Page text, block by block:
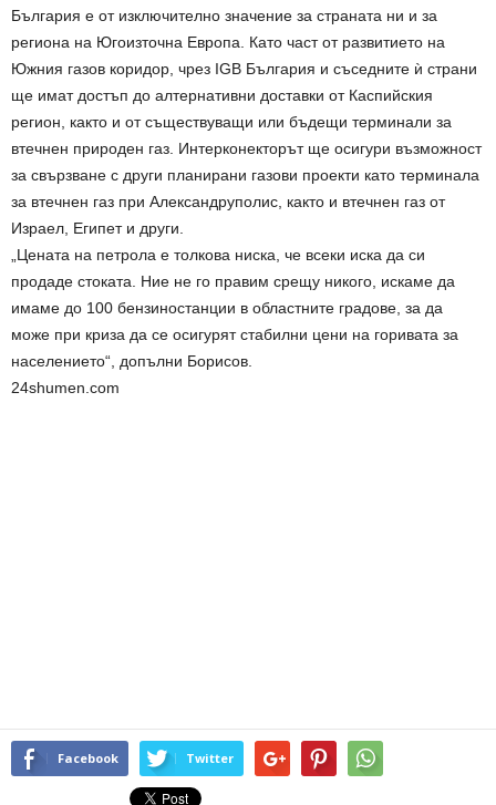
България е от изключително значение за страната ни и за
региона на Югоизточна Европа. Като част от развитието на
Южния газов коридор, чрез IGB България и съседните ѝ страни
ще имат достъп до алтернативни доставки от Каспийския
регион, както и от съществуващи или бъдещи терминали за
втечнен природен газ. Интерконекторът ще осигури възможност
за свързване с други планирани газови проекти като терминала
за втечнен газ при Александруполис, както и втечнен газ от
Израел, Египет и други.
„Цената на петрола е толкова ниска, че всеки иска да си
продаде стоката. Ние не го правим срещу никого, искаме да
имаме до 100 бензиностанции в областните градове, за да
може при криза да се осигурят стабилни цени на горивата за
населението“, допълни Борисов.
24shumen.com
Facebook Twitter